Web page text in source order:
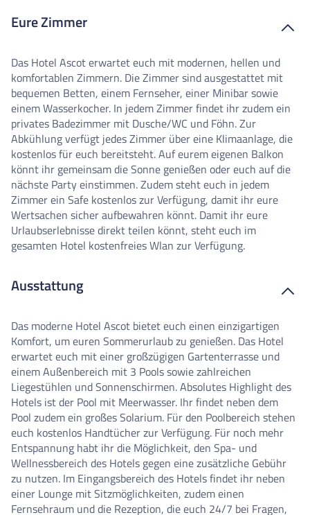
Eure Zimmer
Das Hotel Ascot erwartet euch mit modernen, hellen und
komfortablen Zimmern. Die Zimmer sind ausgestattet mit
bequemen Betten, einem Fernseher, einer Minibar sowie
einem Wasserkocher. In jedem Zimmer findet ihr zudem ein
privates Badezimmer mit Dusche/WC und Föhn. Zur
Abkühlung verfügt jedes Zimmer über eine Klimaanlage, die
kostenlos für euch bereitsteht. Auf eurem eigenen Balkon
könnt ihr gemeinsam die Sonne genießen oder euch auf die
nächste Party einstimmen. Zudem steht euch in jedem
Zimmer ein Safe kostenlos zur Verfügung, damit ihr eure
Wertsachen sicher aufbewahren könnt. Damit ihr eure
Urlaubserlebnisse direkt teilen könnt, steht euch im
gesamten Hotel kostenfreies Wlan zur Verfügung.
Ausstattung
Das moderne Hotel Ascot bietet euch einen einzigartigen
Komfort, um euren Sommerurlaub zu genießen. Das Hotel
erwartet euch mit einer großzügigen Gartenterrasse und
einem Außenbereich mit 3 Pools sowie zahlreichen
Liegestühlen und Sonnenschirmen. Absolutes Highlight des
Hotels ist der Pool mit Meerwasser. Ihr findet neben dem
Pool zudem ein großes Solarium. Für den Poolbereich stehen
euch kostenlos Handtücher zur Verfügung. Für noch mehr
Entspannung habt ihr die Möglichkeit, den Spa- und
Wellnessbereich des Hotels gegen eine zusätzliche Gebühr
zu nutzen. Im Eingangsbereich des Hotels findet ihr neben
einer Lounge mit Sitzmöglichkeiten, zudem einen
Fernsehraum und die Rezeption, die euch 24/7 bei Fragen,